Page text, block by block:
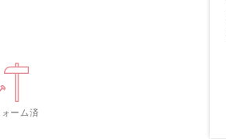
ォーム済